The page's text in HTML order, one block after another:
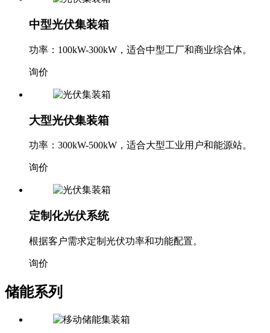
功率：100kW-300kW，适合中型工厂和商业综合体。
询价
大型光伏集装箱
功率：300kW-500kW，适合大型工业用户和能源站。
询价
根据客户需求定制光伏功率和功能配置。
询价